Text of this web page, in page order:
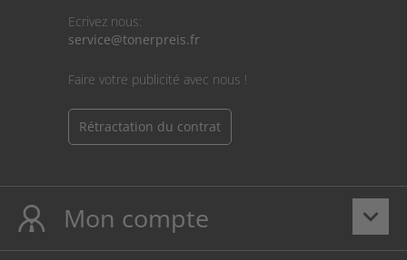
Ecrivez nous:
service@tonerpreis.fr
Faire votre publicité avec nous !
Rétractation du contrat
keyboard_arrow_down
Mon compte